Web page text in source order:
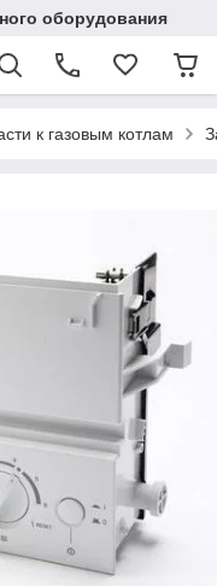
оборудования
к газовым котлам